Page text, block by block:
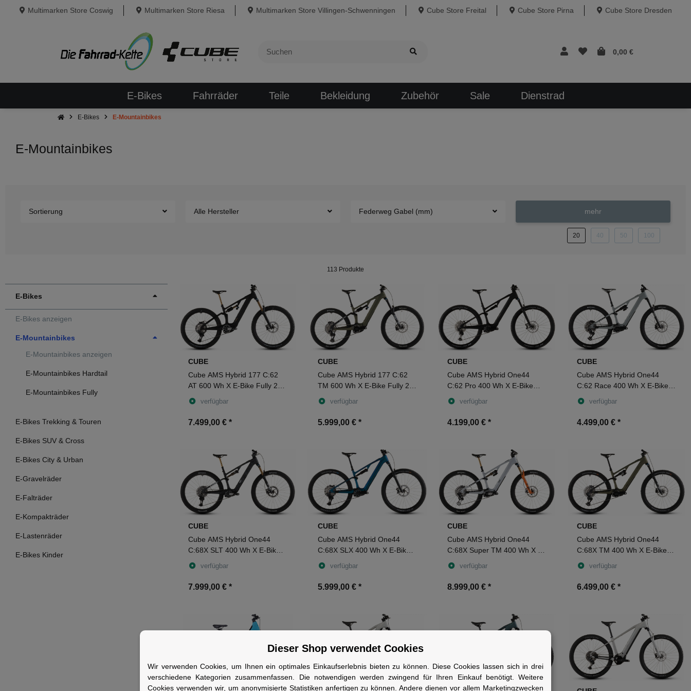
Multimarken Store Coswig Multimarken Store Riesa Multimarken Store Villingen-Schwenningen Cube Store Freital Cube Store Pirna Cube Store Dresden
0,00 €
E-Bikes Fahrräder Teile Bekleidung Zubehör Sale Dienstrad
E-Bikes E-Mountainbikes
E-Mountainbikes
Sortierung Alle Hersteller Federweg Gabel (mm) mehr
20 40 50 100
113 Produkte
E-Bikes
E-Bikes anzeigen
E-Mountainbikes
E-Mountainbikes anzeigen
E-Mountainbikes Hardtail
E-Mountainbikes Fully
E-Bikes Trekking & Touren
E-Bikes SUV & Cross
E-Bikes City & Urban
E-Gravelräder
E-Falträder
E-Kompakträder
E-Lastenräder
E-Bikes Kinder
CUBE
Cube AMS Hybrid 177 C:62
AT 600 Wh X E-Bike Fully 29"
carbon´n´gold
verfügbar
7.499,00 € *
CUBE
Cube AMS Hybrid 177 C:62
TM 600 Wh X E-Bike Fully 29"
reedgreen´n´matrix
verfügbar
5.999,00 € *
CUBE
Cube AMS Hybrid One44
C:62 Pro 400 Wh X E-Bike
Fully 29" blackline
verfügbar
4.199,00 € *
CUBE
Cube AMS Hybrid One44
C:62 Race 400 Wh X E-Bike
Fully 29" reedbeige´n´black
verfügbar
4.499,00 € *
CUBE
Cube AMS Hybrid One44
C:68X SLT 400 Wh X E-Bike
Fully 29" matrixblack´n´white
verfügbar
7.999,00 € *
CUBE
Cube AMS Hybrid One44
C:68X SLX 400 Wh X E-Bike
Fully 29" nebula´n´black
verfügbar
5.999,00 € *
CUBE
Cube AMS Hybrid One44
C:68X Super TM 400 Wh X E-
Bike Fully 29" foggrey´n´fibre
verfügbar
8.999,00 € *
CUBE
Cube AMS Hybrid One44
C:68X TM 400 Wh X E-Bike
Fully 29" reedgreen´n´matrix
verfügbar
6.499,00 € *
Dieser Shop verwendet Cookies
Wir verwenden Cookies, um Ihnen ein optimales Einkaufserlebnis bieten zu können. Diese Cookies lassen sich in drei
verschiedene Kategorien zusammenfassen. Die notwendigen werden zwingend für Ihren Einkauf benötigt. Weitere
Cookies verwenden wir, um anonymisierte Statistiken anfertigen zu können. Andere dienen vor allem Marketingzwecken